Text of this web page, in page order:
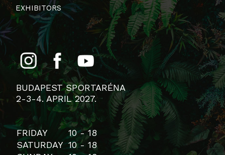
EXHIBITORS
BUDAPEST SPORTARÉNA
2-3-4. APRIL 2027.
FRIDAY
10 - 18
SATURDAY 10 - 18